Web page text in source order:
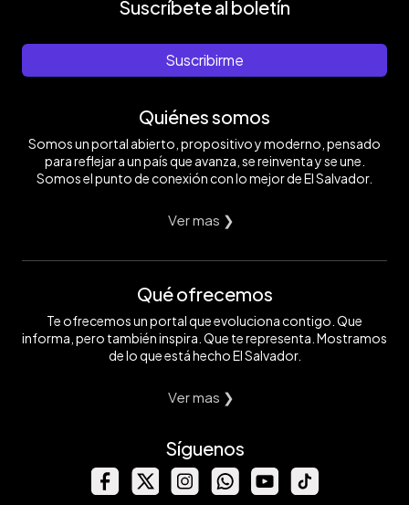
Suscríbete al boletín
Suscribirme
Quiénes somos
Somos un portal abierto, propositivo y moderno, pensado
para reflejar a un país que avanza, se reinventa y se une.
Somos el punto de conexión con lo mejor de El Salvador.
Ver mas ❯
Qué ofrecemos
Te ofrecemos un portal que evoluciona contigo. Que
informa, pero también inspira. Que te representa. Mostramos
de lo que está hecho El Salvador.
Ver mas ❯
Síguenos